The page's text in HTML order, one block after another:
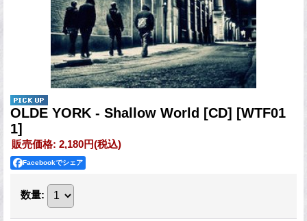
OLDE YORK - Shallow World [CD] [WTF01
1]
販売価格: 2,180円(税込)
Facebookでシェア
数量: